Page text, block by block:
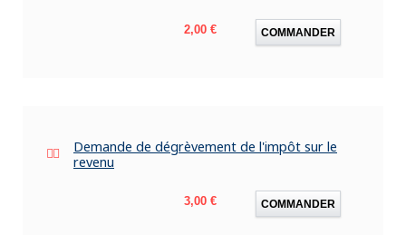
Prix
2,00 € COMMANDER
Demande de dégrèvement de l'impôt sur le
revenu
Prix
3,00 € COMMANDER